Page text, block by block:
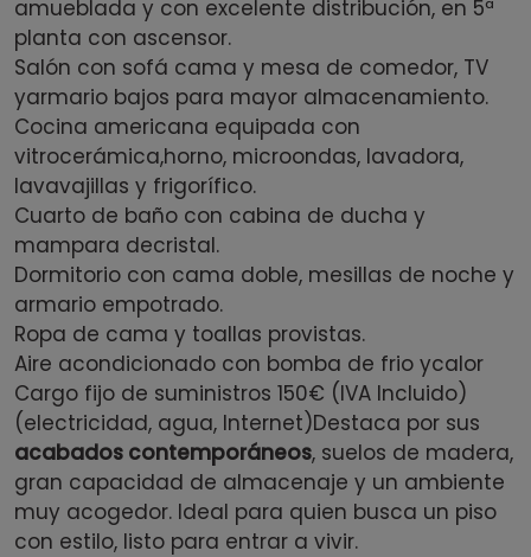
amueblada y con excelente distribución, en 5ª
planta con ascensor.
Salón con sofá cama y mesa de comedor, TV
yarmario bajos para mayor almacenamiento.
Cocina americana equipada con
vitrocerámica,horno, microondas, lavadora,
lavavajillas y frigorífico.
Cuarto de baño con cabina de ducha y
mampara decristal.
Dormitorio con cama doble, mesillas de noche y
armario empotrado.
Ropa de cama y toallas provistas.
Aire acondicionado con bomba de frio ycalor
Cargo fijo de suministros 150€ (IVA Incluido)
(electricidad, agua, Internet)Destaca por sus
acabados contemporáneos, suelos de madera,
gran capacidad de almacenaje y un ambiente
muy acogedor. Ideal para quien busca un piso
con estilo, listo para entrar a vivir.